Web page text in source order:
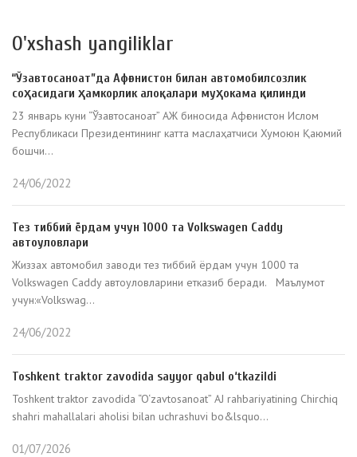
O'xshash yangiliklar
“Ўзавтосаноат”да Афғонистон билан автомобилсозлик
соҳасидаги ҳамкорлик алоқалари муҳокама қилинди
23 январь куни “Ўзавтосаноат” АЖ биносида Афғонистон Ислом
Республикаси Президентининг катта маслаҳатчиси Хумоюн Қаюмий
бошчи...
24/06/2022
Тез тиббий ёрдам учун 1000 та Volkswagen Caddy
автоуловлари
Жиззах автомобил заводи тез тиббий ёрдам учун 1000 та
Volkswagen Caddy автоуловларини етказиб беради. Маълумот
учун:«Volkswag...
24/06/2022
Toshkent traktor zavodida sayyor qabul o‘tkazildi
Toshkent traktor zavodida “O‘zavtosanoat” AJ rahbariyatining Chirchiq
shahri mahallalari aholisi bilan uchrashuvi bo&lsquo...
01/07/2026